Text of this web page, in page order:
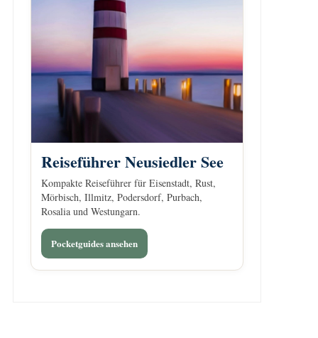
Reiseführer Neusiedler See
Kompakte Reiseführer für Eisenstadt, Rust,
Mörbisch, Illmitz, Podersdorf, Purbach,
Rosalia und Westungarn.
Pocketguides ansehen